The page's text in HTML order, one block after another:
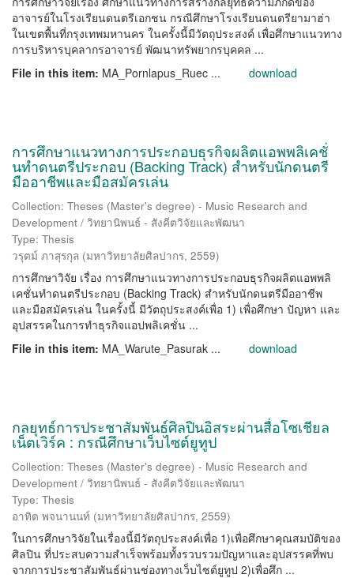
อาจารย์ในโรงเรียนดนตรีเอกชน กรณีศึกษาโรงเรียนดนตรียามาฮ่า
ในเขตพื้นที่กรุงเทพมหานคร ในครั้งนี้มีวัตถุประสงค์ เพื่อศึกษาแนวทาง
การบริหารบุคลากรอาจารย์ พัฒนาทรัพยากรบุคคล ...
File in this item: MA_Pornlapus_Ruec ... download
การศึกษาแนวทางการประกอบธุรกิจผลิตแอพพลิเคชั่
นทำดนตรีประกอบ (Backing Track) สำหรับนักดนตรี
มืออาชีพและมือสมัครเล่น
Collection: Theses (Master's degree) - Music Research and
Development / วิทยานิพนธ์ - สังคีตวิจัยและพัฒนา
Type: Thesis
วรุตม์ ภาสุรกุล (มหาวิทยาลัยศิลปากร, 2559)
การศึกษาวิจัย เรื่อง การศึกษาแนวทางการประกอบธุรกิจผลิตแอพพลิ
เคชั่นทำดนตรีประกอบ (Backing Track) สำหรับนักดนตรีมืออาชีพ
และมือสมัครเล่น ในครั้งนี้ มีวัตถุประสงค์เพื่อ 1) เพื่อศึกษา ปัญหา และ
อุปสรรคในการทำธุรกิจแอปพลิเคชั่น ...
File in this item: MA_Warute_Pasurak ... download
กลยุทธ์การประชาสัมพันธ์ศิลปินอิสระผ่านสื่อโซเชียล
เน็ตเวิร์ค : กรณีศึกษาเว็บไซต์ยูทูป
Collection: Theses (Master's degree) - Music Research and
Development / วิทยานิพนธ์ - สังคีตวิจัยและพัฒนา
Type: Thesis
อาทิต พจนานนท์ (มหาวิทยาลัยศิลปากร, 2559)
ในการศึกษาวิจัยในเรื่องนี้มีวัตถุประสงค์เพื่อ 1)เพื่อศึกษาคุณสมบัติของ
ศิลปิน ที่ประสบความสำเร็จพร้อมทั้งรวบรวมปัญหาและอุปสรรคที่พบ
จากการประชาสัมพันธ์ผ่านช่องทางเว็บไซต์ยูทูป 2)เพื่อศึก ...